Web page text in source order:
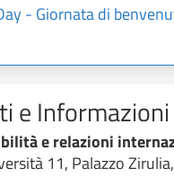
- Giornata di
e Informazioni
e relazioni
11, Palazzo